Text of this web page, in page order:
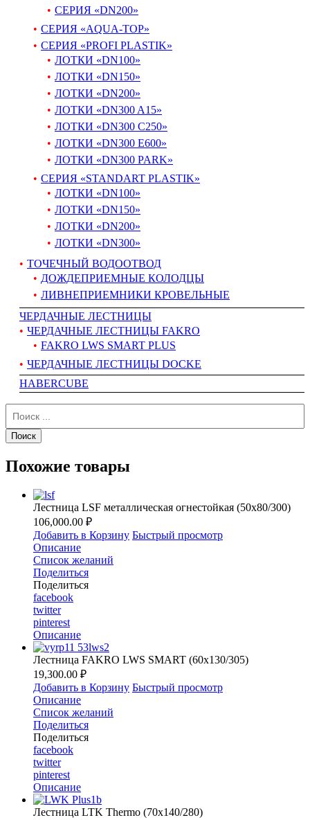
СЕРИЯ «DN200»
СЕРИЯ «AQUA-TOP»
СЕРИЯ «PROFI PLASTIK»
ЛОТКИ «DN100»
ЛОТКИ «DN150»
ЛОТКИ «DN200»
ЛОТКИ «DN300 A15»
ЛОТКИ «DN300 C250»
ЛОТКИ «DN300 E600»
ЛОТКИ «DN300 PARK»
СЕРИЯ «STANDART PLASTIK»
ЛОТКИ «DN100»
ЛОТКИ «DN150»
ЛОТКИ «DN200»
ЛОТКИ «DN300»
ТОЧЕЧНЫЙ ВОДООТВОД
ДОЖДЕПРИЕМНЫЕ КОЛОДЦЫ
ЛИВНЕПРИЕМНИКИ КРОВЕЛЬНЫЕ
ЧЕРДАЧНЫЕ ЛЕСТНИЦЫ
ЧЕРДАЧНЫЕ ЛЕСТНИЦЫ FAKRO
FAKRO LWS SMART PLUS
ЧЕРДАЧНЫЕ ЛЕСТНИЦЫ DOCKE
HABERCUBE
Похожие товары
Лестница LSF металлическая огнестойкая (50х80/300)
106,000.00 ₽
Добавить в Корзину Быстрый просмотр
Описание
Список желаний
Поделиться
Поделиться
facebook
twitter
pinterest
Описание
Лестница FAKRO LWS SMART (60х130/305)
19,300.00 ₽
Добавить в Корзину Быстрый просмотр
Описание
Список желаний
Поделиться
Поделиться
facebook
twitter
pinterest
Описание
Лестница LTK Thermo (70х140/280)